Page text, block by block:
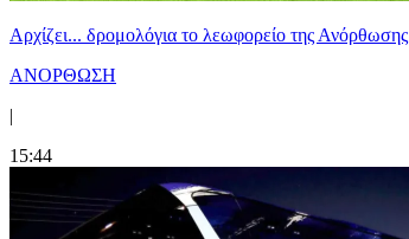
Αρχίζει... δρομολόγια το λεωφορείο της Ανόρθωσης
ΑΝΟΡΘΩΣΗ
|
15:44